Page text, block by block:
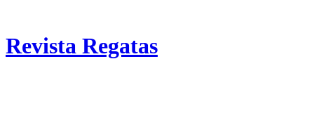
Revista Regatas